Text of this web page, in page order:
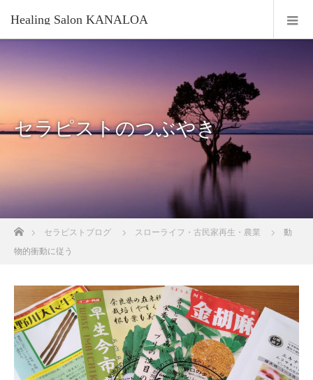
Healing Salon KANALOA
セラピストのつぶやき
ホームセラピストブログ スローライフ・古民家再生・農業
動
物的衝動に従う